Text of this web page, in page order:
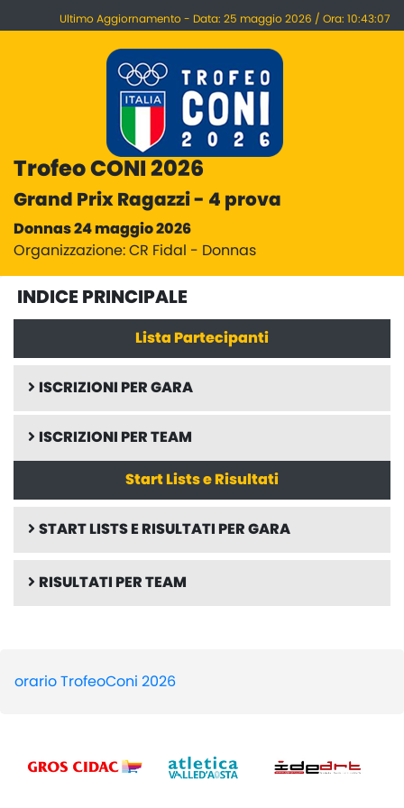
Ultimo Aggiornamento - Data: 25 maggio 2026 / Ora: 10:43:07
Trofeo CONI 2026
Grand Prix Ragazzi - 4 prova
Donnas 24 maggio 2026
Organizzazione: CR Fidal - Donnas
INDICE PRINCIPALE
Lista Partecipanti
ISCRIZIONI PER GARA
ISCRIZIONI PER TEAM
Start Lists e Risultati
START LISTS E RISULTATI PER GARA
RISULTATI PER TEAM
orario TrofeoConi 2026